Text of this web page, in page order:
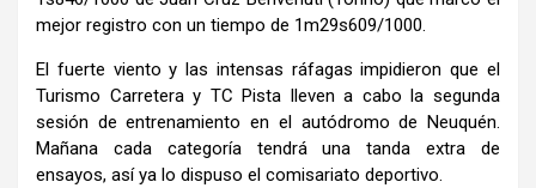
mejor registro con un tiempo de 1m29s609/1000.
El fuerte viento y las intensas ráfagas impidieron que el
Turismo Carretera y TC Pista lleven a cabo la segunda
sesión de entrenamiento en el autódromo de Neuquén.
Mañana cada categoría tendrá una tanda extra de
ensayos, así ya lo dispuso el comisariato deportivo.